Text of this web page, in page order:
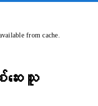
from cache.
ေးသူ